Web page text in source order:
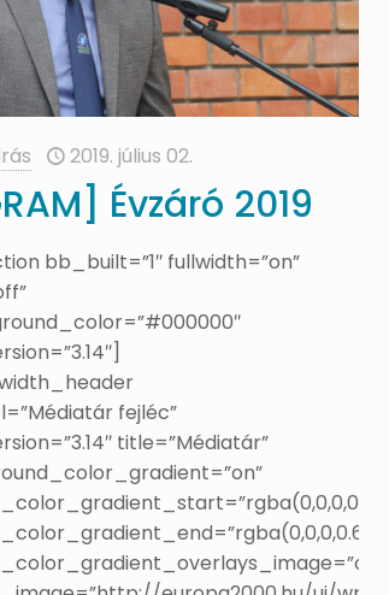
2019. július 02.
Évzáró 2019
bb_built=”1″ fullwidth=”on”
fejléc”
title=”Médiatár”